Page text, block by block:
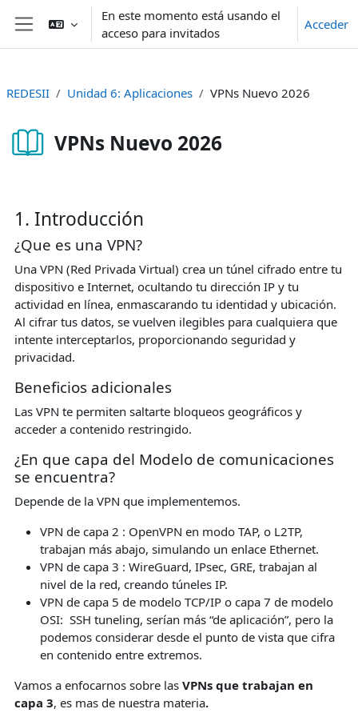
Salta al contenido principal
Panel lateral
En este momento está usando el
acceso para invitados
Acceder
REDESII Unidad 6: Aplicaciones VPNs Nuevo 2026
VPNs Nuevo 2026
1. Introducción
¿Que es una VPN?
Una VPN (Red Privada Virtual) crea un túnel cifrado entre tu
dispositivo e Internet, ocultando tu dirección IP y tu
actividad en línea, enmascarando tu identidad y ubicación.
Al cifrar tus datos, se vuelven ilegibles para cualquiera que
intente interceptarlos, proporcionando seguridad y
privacidad.
Beneficios adicionales
Las VPN te permiten saltarte bloqueos geográficos y
acceder a contenido restringido.
¿En que capa del Modelo de comunicaciones
se encuentra?
Depende de la VPN que implementemos.
VPN de capa 2 : OpenVPN en modo TAP, o L2TP,
trabajan más abajo, simulando un enlace Ethernet.
VPN de capa 3 : WireGuard, IPsec, GRE, trabajan al
nivel de la red, creando túneles IP.
VPN de capa 5 de modelo TCP/IP o capa 7 de modelo
OSI: SSH tuneling, serían más “de aplicación”, pero la
podemos considerar desde el punto de vista que cifra
en contenido entre extremos.
Vamos a enfocarnos sobre las VPNs que trabajan en
capa 3, es mas de nuestra materia.